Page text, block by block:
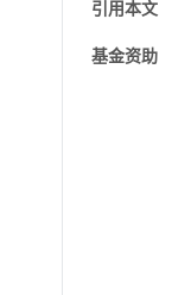
引用本文
基金资助